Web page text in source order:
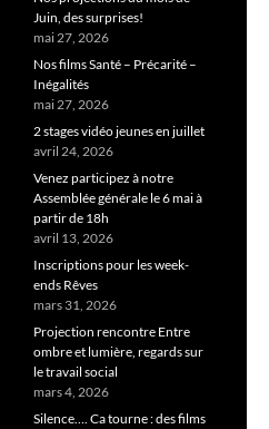
Juin, des surprises!
mai 27, 2026
Nos films Santé – Précarité –
Inégalités
mai 27, 2026
2 stages vidéo jeunes en juillet
avril 24, 2026
Venez participez à notre
Assemblée générale le 6 mai à
partir de 18h
avril 13, 2026
Inscriptions pour les week-
ends Rêves
mars 31, 2026
Projection rencontre Entre
ombre et lumière, regards sur
le travail social
mars 4, 2026
Silence…. Ca tourne : des films